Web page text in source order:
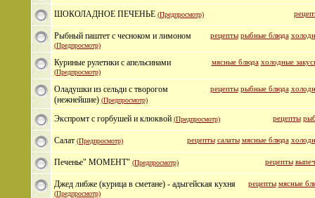
ШОКОЛАДНОЕ ПЕЧЕНЬЕ (Предпросмотр)
рецепты рыбные блюда
Рыбный паштет с чесноком и лимоном
(Предпросмотр)
мясные блюда холодные
Куриные рулетики с апельсинами
(Предпросмотр)
рецепты рыбные блюда
Оладушки из сельди с творогом
(нежнейшие) (Предпросмотр)
рецепты
Экспромт с горбушей и клюквой (Предпросмотр)
рецепты салаты мясные блюда
Салат (Предпросмотр)
рецепты
Печенье" МОМЕНТ" (Предпросмотр)
рецепты мясные
Джед либже (курица в сметане) - адыгейская кухня
(Предпросмотр)